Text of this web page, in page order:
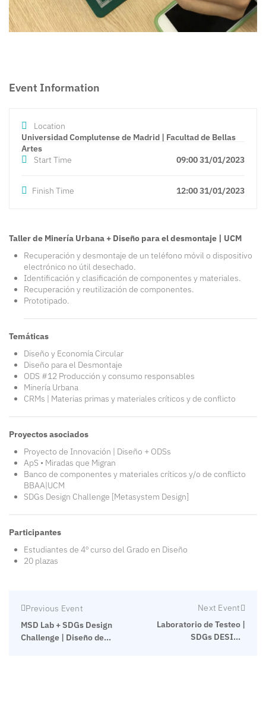
Event Information
Location
Universidad Complutense de Madrid | Facultad de Bellas
Artes
Start Time
09:00 31/01/2023
Finish Time 12:00 31/01/2023
Taller de Minería Urbana + Diseño para el desmontaje | UCM
Recuperación y desmontaje de un teléfono móvil o dispositivo
electrónico no útil desechado.
Identificación y clasificación de componentes y materiales.
Recuperación y reutilización de componentes.
Prototipado.
Temáticas
Diseño y Economía Circular
Diseño para el Desmontaje
ODS #12 Producción y consumo responsables
Minería Urbana
CRMs | Materias primas y materiales críticos y de conflicto
Proyectos asociados
Proyecto de Innovación | Diseño + ODSs
ApS • Miradas que Migran
Banco de componentes y materiales críticos y/o de conflicto
BBAA|UCM
SDGs Design Challenge [Metasystem Design]
Participantes
Estudiantes de 4º curso del Grado en Diseño
20 plazas
Previous Event
MSD Lab + SDGs Design
Challenge | Diseño de
Next Event
Laboratorio de Testeo |
SDGs DESIGN